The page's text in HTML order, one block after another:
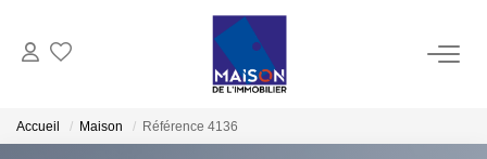
Accueil Maison Référence 4136